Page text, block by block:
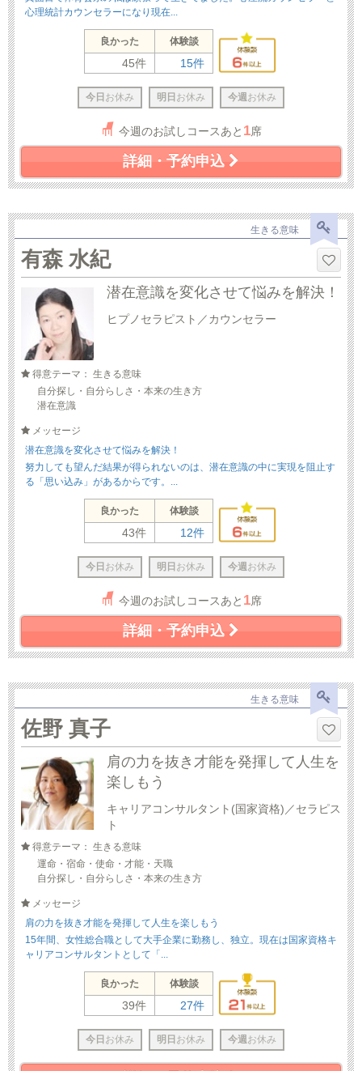
心理統計カウンセラーになり現在...
良かった 体験談
45件 15件
今日 お休み 明日 お休み 今週 お休み
今週のお試しコースあと 1席
詳細・予約申込
生きる意味
有森 水紀
潜在意識を変化させて悩みを解決！
ヒプノセラピスト／カウンセラー
得意テーマ： 生きる意味
自分探し・自分らしさ・本来の生き方
潜在意識
メッセージ
潜在意識を変化させて悩みを解決！
努力しても望んだ結果が得られないのは、潜在意識の中に実現を阻止す
る「思い込み」があるからです。...
良かった 体験談
43件 12件
今日 お休み 明日 お休み 今週 お休み
今週のお試しコースあと 1席
詳細・予約申込
生きる意味
佐野 真子
肩の力を抜き才能を発揮して人生を
楽しもう
キャリアコンサルタント(国家資格)／セラピス
ト
得意テーマ： 生きる意味
運命・宿命・使命・才能・天職
自分探し・自分らしさ・本来の生き方
メッセージ
肩の力を抜き才能を発揮して人生を楽しもう
15年間、女性総合職として大手企業に勤務し、独立。現在は国家資格キ
ャリアコンサルタントとして「...
良かった 体験談
39件 27件
今日 お休み 明日 お休み 今週 お休み